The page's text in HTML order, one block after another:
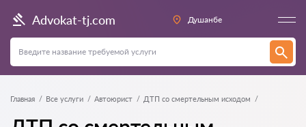
Advokat-tj.com Душанбе
Главная Все услуги Автоюрист ДТП со смертельным исходом